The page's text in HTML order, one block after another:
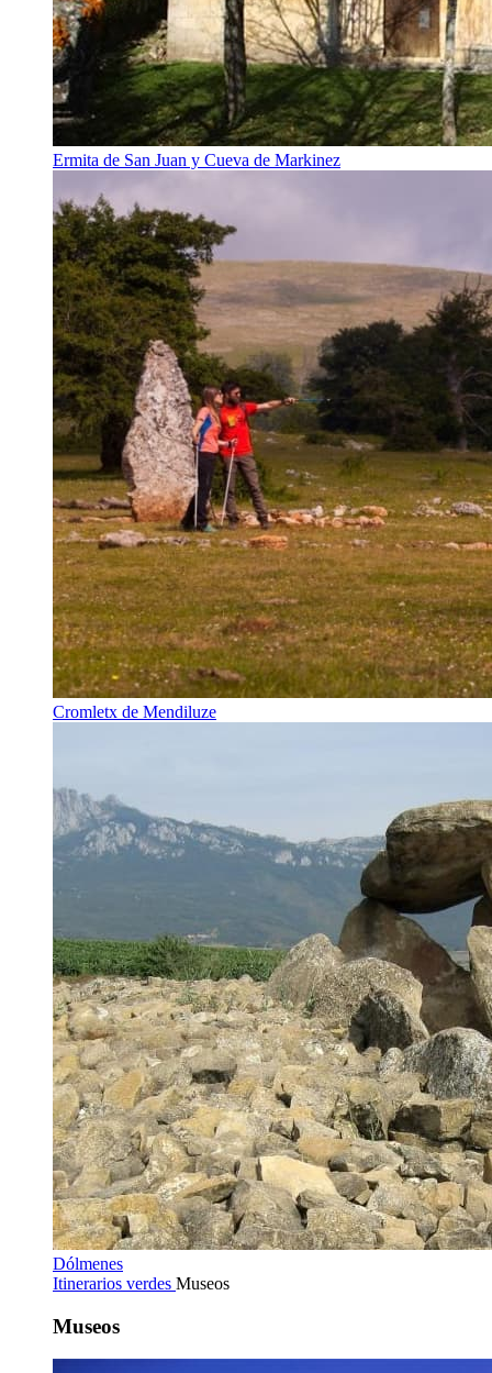
Ermita de San Juan y Cueva de Markinez
Cromletx de Mendiluze
Dólmenes
Itinerarios verdes Museos
Museos